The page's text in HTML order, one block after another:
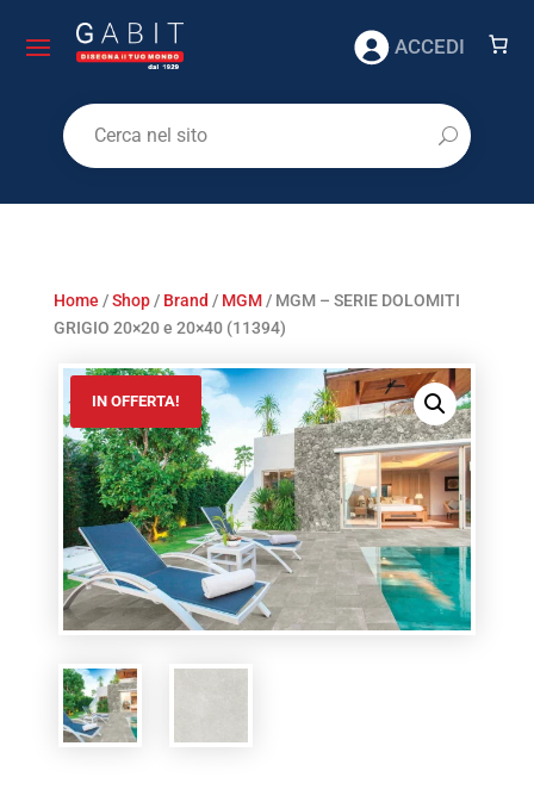
ACCEDI
Home /Shop/ Brand / MGM/ MGM – SERIE DOLOMITI
GRIGIO 20×20 e 20×40 (11394)
IN OFFERTA!